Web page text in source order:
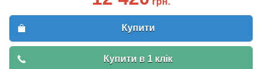
Купити
Купити в 1 клік